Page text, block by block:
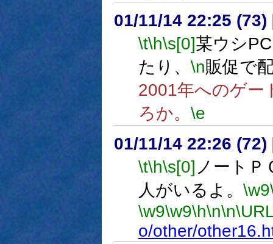
01/11/14 22:25 (73)
\t\h\s[0]某ウシ
たり、 \n販促で
2001年へのゲー
ろか。 \e
01/11/14 22:26 (72)
\t\h\s[0] ノートＰ
人がいるよ。 \w9
\w9\w9\h\n\n
o/other/